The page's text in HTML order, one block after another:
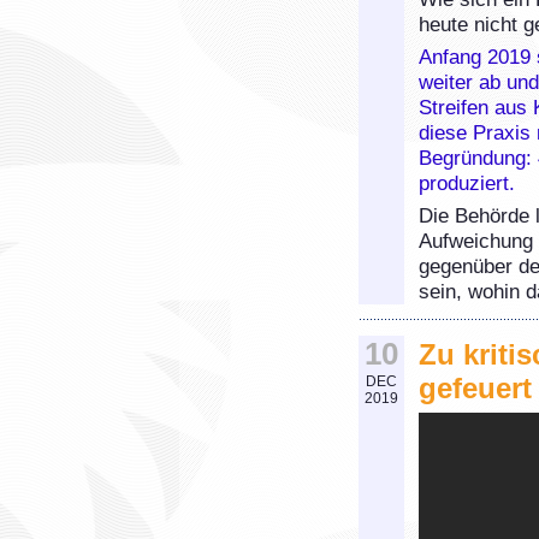
heute nicht
Anfang
weiter ab
Streifen aus
diese Praxis
produziert.
Die Behörde
gegenüber
sein, wohin
10
DEC
2019
Zu
gefeuert